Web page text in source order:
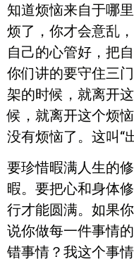
知道烦恼来自于哪
烦了，你才会意乱
自己的心管好，把
你们讲的要守住三
架的时候，就离开
候，就离开这个烦
没有烦恼了。这叫“
要珍惜暇满人生的
暇。要把心和身体
行才能圆满。如果
说你做每一件事情
错事情？我这个事